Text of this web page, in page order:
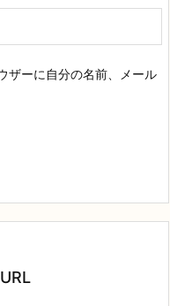
ザーに自分の名前、メール